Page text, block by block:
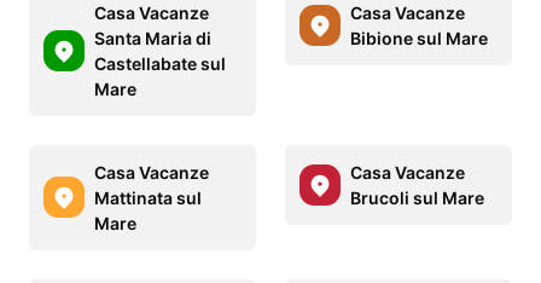
Casa Vacanze
Santa Maria di
Castellabate sul
Mare
Casa Vacanze
Bibione sul Mare
Casa Vacanze
Mattinata sul
Mare
Casa Vacanze
Brucoli sul Mare